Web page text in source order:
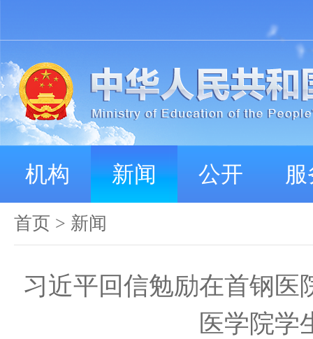
机构 新闻 公开
首页 > 新闻
习近平回信勉励在首钢医
医学院学